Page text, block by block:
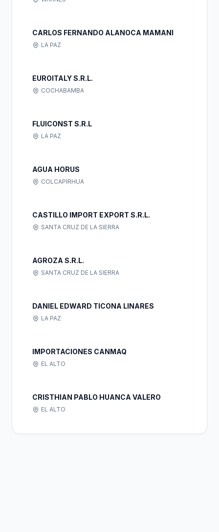
CARLOS FERNANDO ALANOCA MAMANI
LA PAZ
EUROITALY S.R.L.
COCHABAMBA
FLUICONST S.R.L
LA PAZ
AGUA HORUS
COLCAPIRHUA
CASTILLO IMPORT EXPORT S.R.L.
SANTA CRUZ DE LA SIERRA
AGROZA S.R.L.
SANTA CRUZ DE LA SIERRA
DANIEL EDWARD TICONA LINARES
LA PAZ
IMPORTACIONES CANMAQ
EL ALTO
CRISTHIAN PABLO HUANCA VALERO
EL ALTO